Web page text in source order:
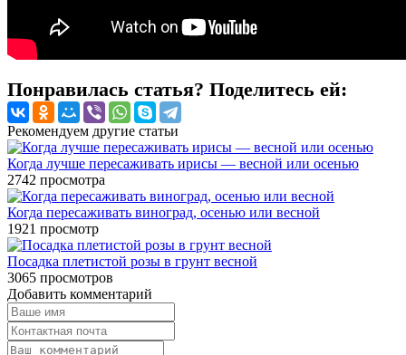
Понравилась статья? Поделитесь ей:
Рекомендуем другие статьи
Когда лучше пересаживать ирисы — весной или осенью
2742 просмотра
Когда пересаживать виноград, осенью или весной
1921 просмотр
Посадка плетистой розы в грунт весной
3065 просмотров
Добавить комментарий